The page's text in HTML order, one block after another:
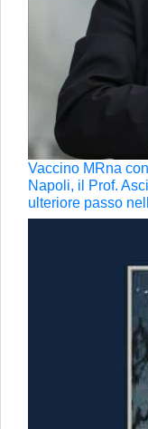
Vaccino MRna
Napoli, il Prof.
ulteriore passo